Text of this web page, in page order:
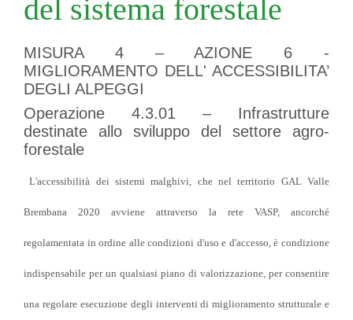
del sistema forestale
MISURA 4 – AZIONE 6 -
MIGLIORAMENTO DELL' ACCESSIBILITA’
DEGLI ALPEGGI
Operazione 4.3.01 – Infrastrutture
destinate allo sviluppo del settore agro-
forestale
L'accessibilità dei sistemi malghivi, che nel territorio GAL Valle
Brembana 2020 avviene attraverso la rete VASP, ancorché
regolamentata in ordine alle condizioni d'uso e d'accesso, è condizione
indispensabile per un qualsiasi piano di valorizzazione, per consentire
una regolare esecuzione degli interventi di miglioramento strutturale e